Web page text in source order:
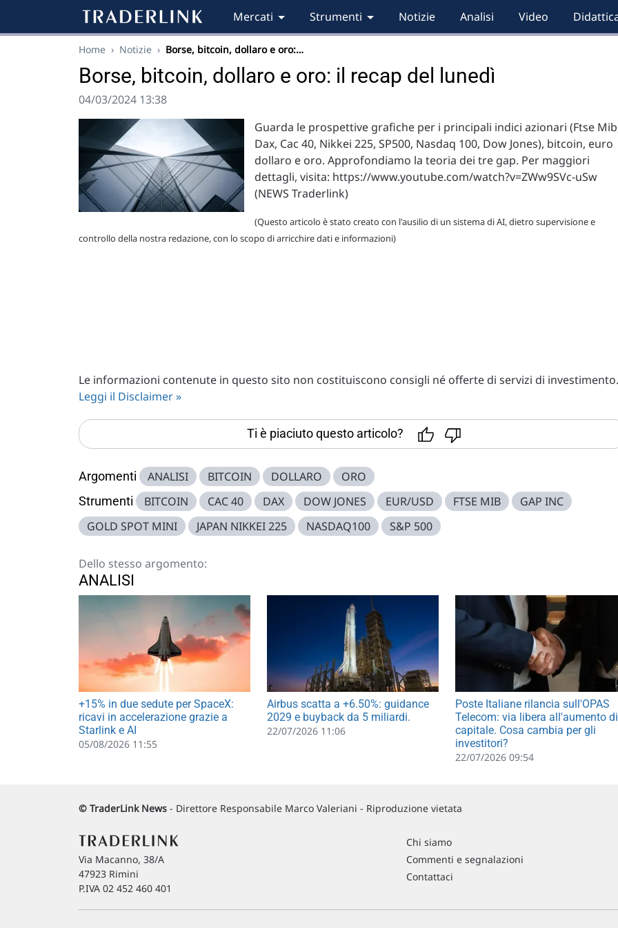
Mercati Strumenti Notizie Analisi Video
Home › Notizie › Borse, bitcoin, dollaro e oro:…
Borse, bitcoin, dollaro e oro: il recap del lunedì
04/03/2024 13:38
Guarda le prospettive grafiche per i principali indici azionari (Ftse
Dax, Cac 40, Nikkei 225, SP500, Nasdaq 100, Dow Jones), bitcoin, euro
dollaro e oro. Approfondiamo la teoria dei tre gap. Per maggiori
dettagli, visita: https://www.youtube.com/watch?v=ZWw9SVc-uSw
(NEWS Traderlink)
(Questo articolo è stato creato con l'ausilio di un sistema di AI, dietro supervisione e
controllo della nostra redazione, con lo scopo di arricchire dati e informazioni)
Le informazioni contenute in questo sito non costituiscono consigli né offerte di servizi di investimento.
Leggi il Disclaimer »
Ti è piaciuto questo articolo?
Argomenti ANALISI BITCOIN DOLLARO ORO
Strumenti BITCOIN CAC 40 DAX DOW JONES EUR/USD FTSE MIB
GAP INC
GOLD SPOT MINI
JAPAN NIKKEI 225 NASDAQ100 S&P 500
Dello stesso argomento:
ANALISI
+15% in due sedute per SpaceX:
ricavi in accelerazione grazie a
Starlink e AI
05/08/2026 11:55
Airbus scatta a +6.50%: guidance
2029 e buyback da 5 miliardi.
22/07/2026 11:06
Poste Italiane rilancia sull'OPAS
Telecom: via libera all'aumento di
capitale. Cosa cambia per gli
investitori?
22/07/2026 09:54
© TraderLink News - Direttore Responsabile Marco Valeriani - Riproduzione vietata
Via Macanno, 38/A
47923 Rimini
P.IVA 02 452 460 401
Chi siamo
Commenti e segnalazioni
Contattaci